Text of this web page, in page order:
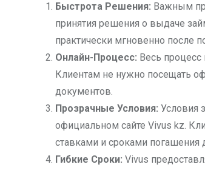
Быстрота Решения: Важным
принятия решения о выдаче
практически мгновенно после
Онлайн-Процесс: Весь процесс
Клиентам не нужно посещать
документов.
Прозрачные Условия: Условия
официальном сайте Vivus kz.
ставками и сроками погашения
Гибкие Сроки: Vivus